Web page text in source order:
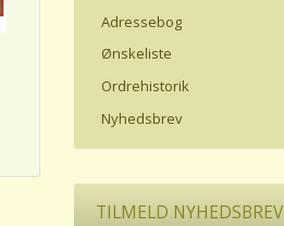
Adressebog
Ønskeliste
Ordrehistorik
Nyhedsbrev
TILMELD NYHEDSBREV